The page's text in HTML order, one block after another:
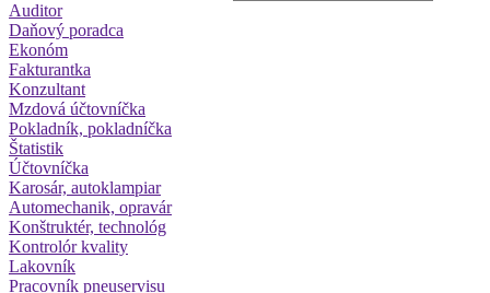
Auditor
Daňový poradca
Ekonóm
Fakturantka
Konzultant
Mzdová účtovníčka
Pokladník, pokladníčka
Štatistik
Účtovníčka
Karosár, autoklampiar
Automechanik, opravár
Konštruktér, technológ
Kontrolór kvality
Lakovník
Pracovník pneuservisu